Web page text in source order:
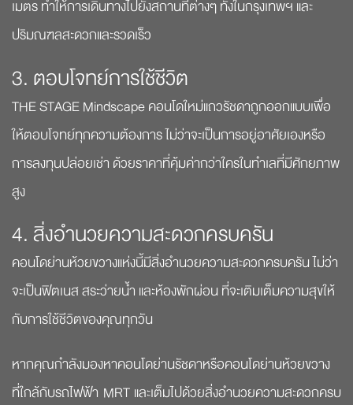
เมตร ทำให้การเดินทางไปยังสถานที่ต่างๆ ทั้งในกรุงเทพฯ และ
ปริมณฑลสะดวกและรวดเร็ว
3. ตอบโจทย์การใช้ชีวิต
THE STAGE Mindscape คอนโดใหม่แถวรัชดาถูกออกแบบเพื่อ
ให้ตอบโจทย์ทุกความต้องการ ไม่ว่าจะเป็นการอยู่อาศัยเองหรือ
การลงทุนปล่อยเช่า ด้วยราคาที่คุ้มค่ากว่าใครในทำเลที่มีศักยภาพ
สูง
4. สิ่งอำนวยความสะดวกครบครัน
คอนโดย่านห้วยขวางแห่งนี้มีสิ่งอำนวยความสะดวกครบครัน ไม่ว่า
จะเป็นฟิตเนส สระว่ายน้ำ และห้องพักผ่อน ที่จะเติมเต็มความสุขให้
กับการใช้ชีวิตของคุณทุกวัน
หากคุณกำลังมองหาคอนโดย่านรัชดาหรือคอนโดย่านห้วยขวาง
ที่ใกล้กับรถไฟฟ้า MRT และเต็มไปด้วยสิ่งอำนวยความสะดวกครบ